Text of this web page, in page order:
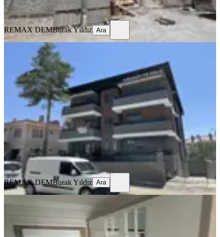
REMAX DEMBurak Yıldız Ara
SIFIR BİNA
Remax Dem'den Halitpaşa Mah. 1+1
Kiralık Daire
Merkez, Halitpaşa Mahallesi
1+1·65 m² 2. Kat·04.08.2026
16.500 ₺
REMAX DEM Burak Yıldız
Ara
REMAX DEMBurak Yıldız Ara
4,5+1 Temiz Lüks Daire
Merkez, Demirkent Mahallesi